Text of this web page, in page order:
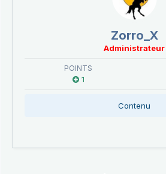
Zorro_X
Administrateur
POINTS
1
Contenu